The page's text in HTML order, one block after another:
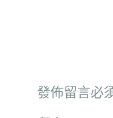
發佈留言必